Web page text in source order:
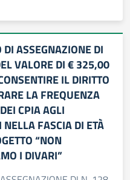
ASSEGNAZIONE DI
VALORE DI € 325,00
IL DIRITTO
LA FREQUENZA
CPIA AGLI
FASCIA DI ETÀ
“NON
I DIVARI”